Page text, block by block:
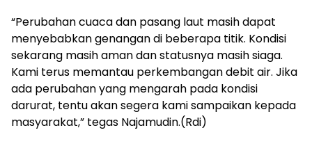
“Perubahan cuaca dan pasang laut masih dapat
menyebabkan genangan di beberapa titik. Kondisi
sekarang masih aman dan statusnya masih siaga.
Kami terus memantau perkembangan debit air. Jika
ada perubahan yang mengarah pada kondisi
darurat, tentu akan segera kami sampaikan kepada
masyarakat,” tegas Najamudin.(Rdi)